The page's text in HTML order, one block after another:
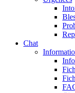
Chat